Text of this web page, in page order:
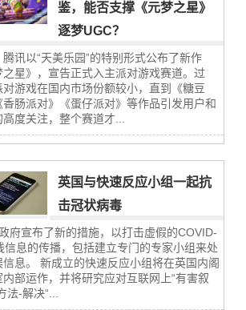
鉴，能否支撑《元梦之星》
逐梦UGC？
腾讯以“天美乐园”的特别形式公布了新作
之星》，宣告正式入主派对游戏赛道。过
对游戏在国内市场份额较小，直到《糖豆
香肠派对》《蛋仔派对》等作品引发用户和
度关注，整个赛道才...
英国与快速反应小组一起抗
击冠状病毒
府宣布了新的措施，以打击虚假的COVID-
信息的传播，包括建立专门的专家小组来处
信息。 新成立的快速反应小组将在英国内阁
内部运作，并将研究应对互联网上“有害叙
法-解决“...